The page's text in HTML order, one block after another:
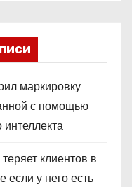
маркировку
с помощью
интеллекта
клиентов в
если у него есть